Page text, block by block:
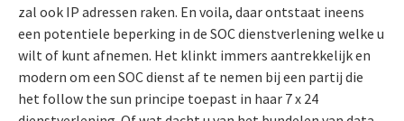
zal ook IP adressen raken. En voila, daar ontstaat ineens
een potentiele beperking in de SOC dienstverlening welke u
wilt of kunt afnemen. Het klinkt immers aantrekkelijk en
modern om een SOC dienst af te nemen bij een partij die
het follow the sun principe toepast in haar 7 x 24